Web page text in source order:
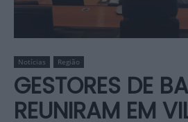
Notícias Região
GESTORES DE
REUNIRAM EM